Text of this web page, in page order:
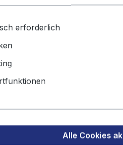
Produktsicherheit
erforderlich
Alle Cookies